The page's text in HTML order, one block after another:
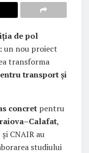
de pol
un nou proiect
transforma
transport și
concret pentru
,
CNAIR au
studiului